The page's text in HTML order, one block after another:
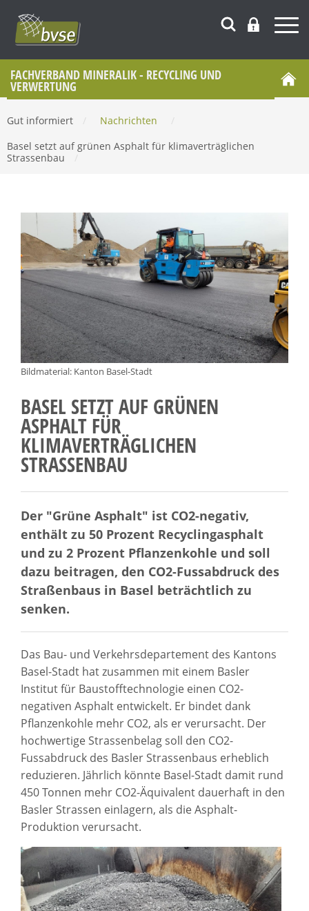
FACHVERBAND MINERALIK - RECYCLING UND
VERWERTUNG
Gut informiert Nachrichten
Basel setzt auf grünen Asphalt für klimaverträglichen
Strassenbau
Bildmaterial: Kanton Basel-Stadt
BASEL SETZT AUF GRÜNEN
ASPHALT FÜR
KLIMAVERTRÄGLICHEN
STRASSENBAU
Der "Grüne Asphalt" ist CO2-negativ,
enthält zu 50 Prozent Recyclingasphalt
und zu 2 Prozent Pflanzenkohle und soll
dazu beitragen, den CO2-Fussabdruck des
Straßenbaus in Basel beträchtlich zu
senken.
Das Bau- und Verkehrsdepartement des Kantons
Basel-Stadt hat zusammen mit einem Basler
Institut für Baustofftechnologie einen CO2-
negativen Asphalt entwickelt. Er bindet dank
Pflanzenkohle mehr CO2, als er verursacht. Der
hochwertige Strassenbelag soll den CO2-
Fussabdruck des Basler Strassenbaus erheblich
reduzieren. Jährlich könnte Basel-Stadt damit rund
450 Tonnen mehr CO2-Äquivalent dauerhaft in den
Basler Strassen einlagern, als die Asphalt-
Produktion verursacht.